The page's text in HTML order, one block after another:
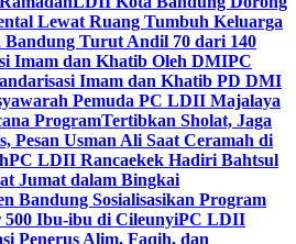
Lewat Ruang Tumbuh Keluarga
Turut Andil 70 dari 140
Imam dan Khatib Oleh DMIPC
Imam dan Khatib PD DMI
Pemuda PC LDII Majalaya
ProgramTertibkan Sholat, Jaga
Pesan Usman Ali Saat Ceramah di
PC LDII Rancaekek Hadiri Bahtsul
Jumat dalam Bingkai
Bandung Sosialisasikan Program
Ibu-ibu di CileunyiPC LDII
Penerus Alim, Faqih, dan